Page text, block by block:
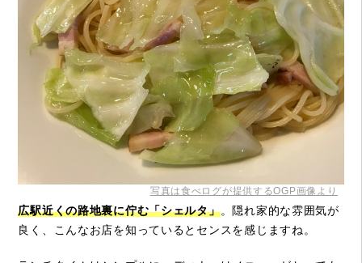
写真は食べログが提供するOGP画像より
広駅近くの路地裏に佇む「シェルタ」。隠れ家的な雰囲気が
良く、こんなお店を知っているとセンスを感じますね。